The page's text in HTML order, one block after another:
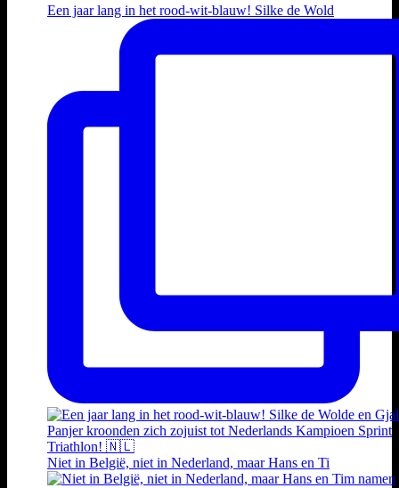
Een jaar lang in het rood-wit-blauw! Silke de Wold
Niet in België, niet in Nederland, maar Hans en Ti